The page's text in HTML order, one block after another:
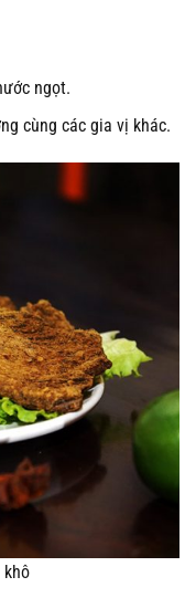
ngọt.
cùng các gia vị khác.
khô